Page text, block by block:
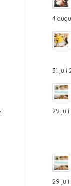
4
31 juli
29 juli
29 juli